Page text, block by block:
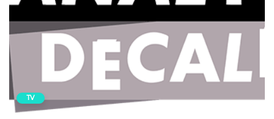
TV